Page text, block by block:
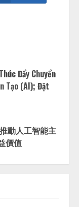
Đẩy Chuyển
Tạo (AI); Đặt
動人工智能主
價值